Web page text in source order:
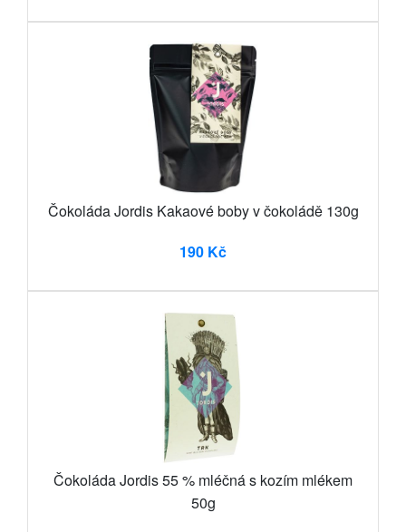
Čokoláda Jordis Kakaové boby v čokoládě 130g
190 Kč
Čokoláda Jordis 55 % mléčná s kozím mlékem
50g